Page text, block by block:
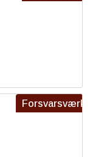
Forsvarsværk